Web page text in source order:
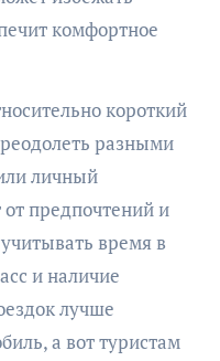
комфортное
короткий
разными
личный
предпочтений и
время в
и наличие
лучше
а вот туристам